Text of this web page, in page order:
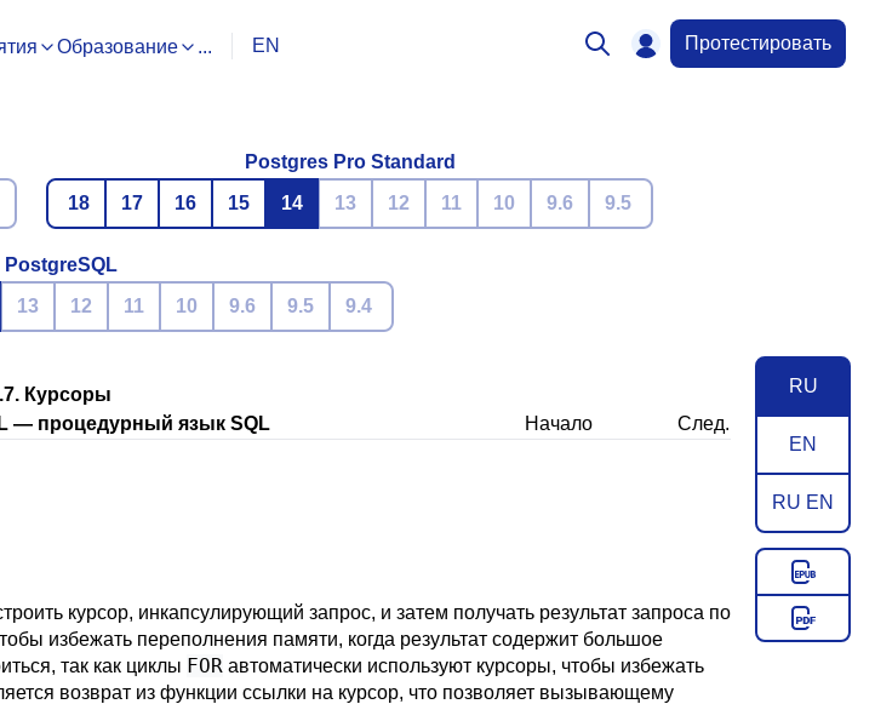
Образование ... EN Протестировать
Postgres Pro Standard
18
17 16 15 14 13 12 11 10 9.6 9.5
PostgreSQL
13 12 11 10 9.6 9.5 9.4
RU
EN
RU EN
Курсоры
— процедурный язык SQL Начало След.
курсор, инкапсулирующий запрос, и затем получать результат запроса по
избежать переполнения памяти, когда результат содержит большое
так как циклы FOR автоматически используют курсоры, чтобы избежать
возврат из функции ссылки на курсор, что позволяет вызывающему